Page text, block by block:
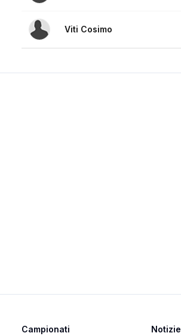
Viti Cosimo
Campionati Notizie